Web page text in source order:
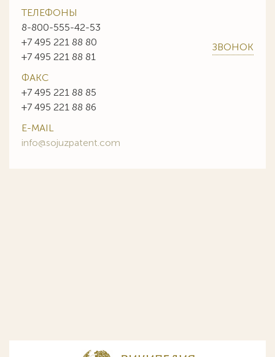
ТЕЛЕФОНЫ
8-800-555-42-53
+7 495 221 88 80
+7 495 221 88 81
ЗВОНОК
ФАКС
+7 495 221 88 85
+7 495 221 88 86
E-MAIL
info@sojuzpatent.com